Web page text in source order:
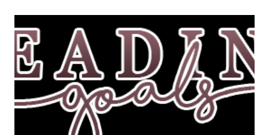
challenge un po' particolare perché ogni libro letto può
ricoprire più di un obiettivo. Riportandovi l'esempio che ho
fatto nell'altro post, se leggo un libro horror sulle sirene
scritto dal mio autore preferito, tecnicamente ho già
completato tre degli obiettivi della mia lista . Non importa
leggere 345.453.312 libri, ma maturare come lettore,
uscendo fuori dalla propria comfort zone. Come